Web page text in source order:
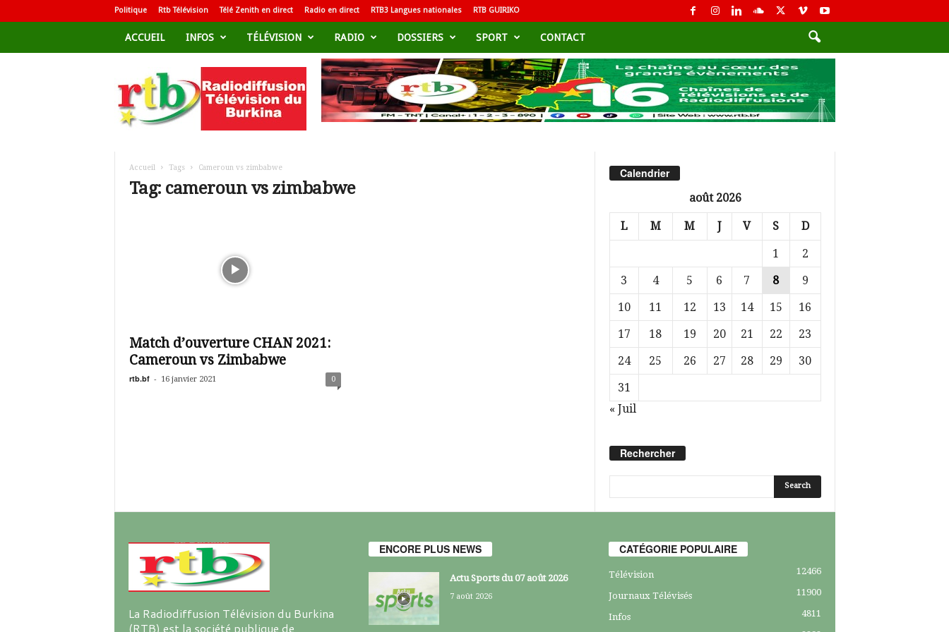
Politique Rtb Télévision Télé Zenith en direct Radio en direct RTB3 Langues nationales RTB GUIRIKO
ACCUEIL INFOS TÉLÉVISION RADIO DOSSIERS SPORT CONTACT
d
i
i
Accueil Tags Cameroun vs zimbabwe
Tag: cameroun vs zimbabwe
Match d’ouverture CHAN 2021:
Cameroun vs Zimbabwe
rtb.bf - 16 janvier 2021 0
Calendrier
août 2026
L M M J V S D
1
2
3
4 5 6 7 8
9
10
11 12 13 14 15
16
17
18 19 20 21 22
23
24
25 26 27 28 29
30
31
« Juil
Rechercher
La Radiodiffusion Télévision du Burkina
(RTB) est la société publique de
ENCORE PLUS NEWS
Actu Sports du 07 août 2026
7 août 2026
CATÉGORIE POPULAIRE
Télévision 12466
Journaux Télévisés 11900
Infos
4811